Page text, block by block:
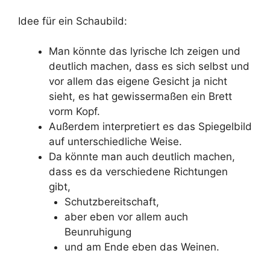
Idee für ein Schaubild:
Man könnte das lyrische Ich zeigen und
deutlich machen, dass es sich selbst und
vor allem das eigene Gesicht ja nicht
sieht, es hat gewissermaßen ein Brett
vorm Kopf.
Außerdem interpretiert es das Spiegelbild
auf unterschiedliche Weise.
Da könnte man auch deutlich machen,
dass es da verschiedene Richtungen
gibt,
Schutzbereitschaft,
aber eben vor allem auch
Beunruhigung
und am Ende eben das Weinen.